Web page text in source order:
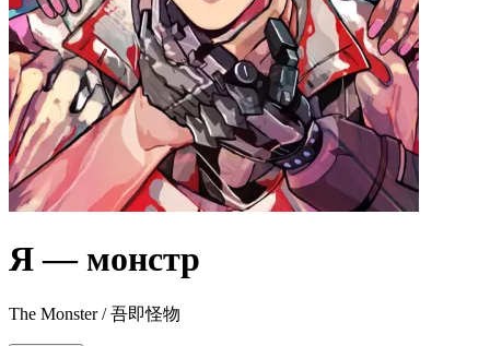
Я — монстр
The Monster / 吾即怪物